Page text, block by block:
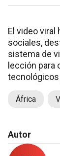
El video viral
sociales,
sistema de
lección
África
Autor